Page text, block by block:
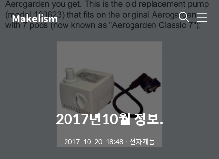
Makelism 메
2017년10월 정보.
2017. 10. 20. 18:48 ㆍ 전자제품